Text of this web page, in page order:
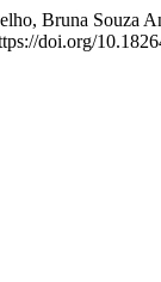
Bruna Souza
doi.org/